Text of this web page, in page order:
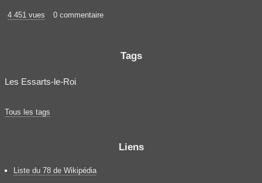
4 451 vues 0 commentaire
Tags
Les Essarts-le-Roi
Tous les tags
Liens
Liste du 78 de Wikipédia